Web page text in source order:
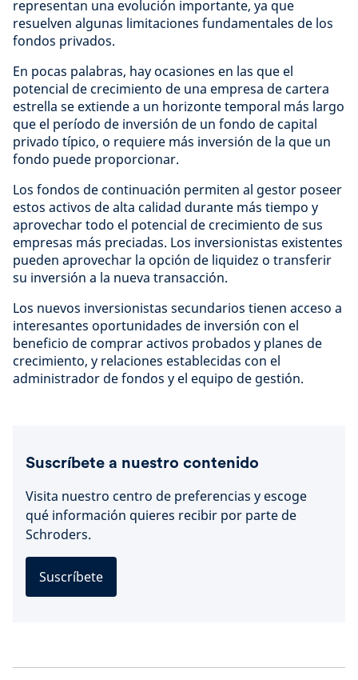
representan una evolución importante, ya que
resuelven algunas limitaciones fundamentales de los
fondos privados.
En pocas palabras, hay ocasiones en las que el
potencial de crecimiento de una empresa de cartera
estrella se extiende a un horizonte temporal más largo
que el período de inversión de un fondo de capital
privado típico, o requiere más inversión de la que un
fondo puede proporcionar.
Los fondos de continuación permiten al gestor poseer
estos activos de alta calidad durante más tiempo y
aprovechar todo el potencial de crecimiento de sus
empresas más preciadas. Los inversionistas existentes
pueden aprovechar la opción de liquidez o transferir
su inversión a la nueva transacción.
Los nuevos inversionistas secundarios tienen acceso a
interesantes oportunidades de inversión con el
beneficio de comprar activos probados y planes de
crecimiento, y relaciones establecidas con el
administrador de fondos y el equipo de gestión.
Suscríbete a nuestro contenido
Visita nuestro centro de preferencias y escoge
qué información quieres recibir por parte de
Schroders.
Suscríbete